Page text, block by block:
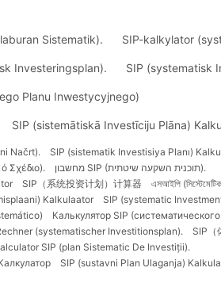
Sistematik). SIP-kalkylator
Investeringsplan). SIP (systematisk
Planu Inwestycyjnego)
SIP (sistemātiskā Investīciju Plāna)
Načrt).
SIP (sistematik Investisiya Planı)
Σχέδιο).
מחשבון SIP (תוכנית השקעה שיטתית).
SIP（系统投资计划）计算器
এসআইপি
Kalkulaator
SIP (systematic
Калькулятор SIP
(systematischer Investitionsplan).
SIP（
SIP (plan Sistematic De Investiții).
SIP (sustavni Plan Ulaganja)